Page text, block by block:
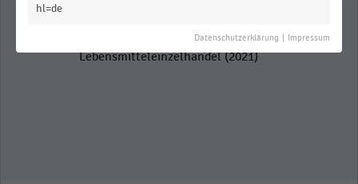
Lebensmitteleinzelhandel (2021)
hl=de
Datenschutzerklärung Impressum